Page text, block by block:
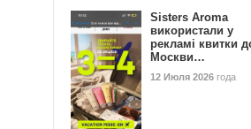
Sisters Aroma
використали у
рекламі квитки
Москви…
12 Июля 2026 года